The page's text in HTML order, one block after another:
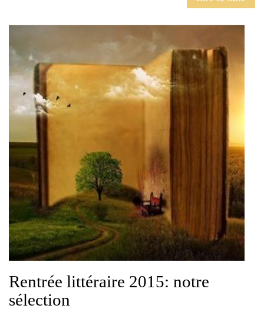
Rentrée littéraire 2015: notre
sélection